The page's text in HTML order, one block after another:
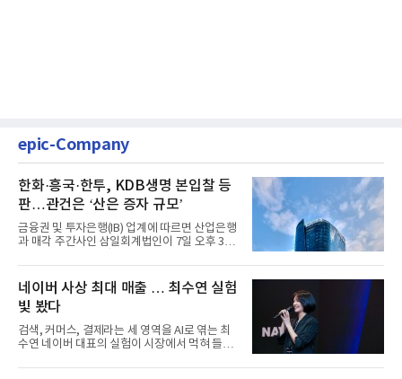
epic-Company
한화·흥국·한투, KDB생명 본입찰 등
판…관건은 ‘산은 증자 규모’
금융권 및 투자은행(IB) 업계에 따르면 산업은행
과 매각 주간사인 삼일회계법인이 7일 오후 3시
네이버 사상 최대 매출 … 최수연 실험
빛 봤다
검색, 커머스, 결제라는 세 영역을 AI로 엮는 최
수연 네이버 대표의 실험이 시장에서 먹혀 들어